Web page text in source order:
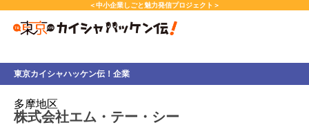
ッ
＜中小企業しごと魅力発信プロジェクト＞
東京カイシャハッケン伝！企業
多摩地区
株式会社エム・テー・シー